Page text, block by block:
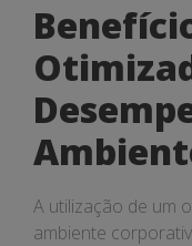
A utilização de um
ambiente